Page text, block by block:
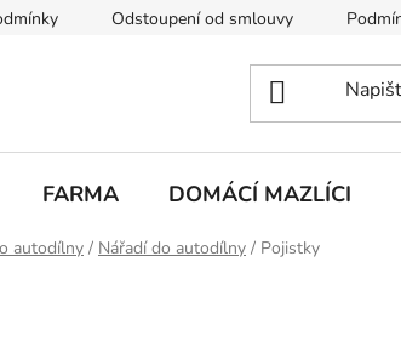
Odstoupení od smlouvy
FARMA DOMÁCÍ MAZLÍCI
autodílny / Nářadí do autodílny / Pojistky